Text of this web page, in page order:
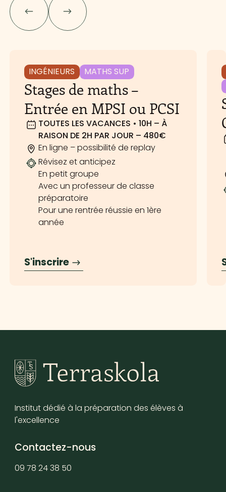
INGÉNIEURS MATHS SUP
Stages de maths –
Entrée en MPSI ou PCSI
TOUTES LES VACANCES • 10H – À
RAISON DE 2H PAR JOUR – 480€
En ligne – possibilité de replay
Révisez et anticipez
En petit groupe
Avec un professeur de classe
préparatoire
Pour unerentrée réussie en 1ère
année
S'inscrire
Institut dédié à la préparation des élèves à
l'excellence
Contactez-nous
09 78 24 38 50